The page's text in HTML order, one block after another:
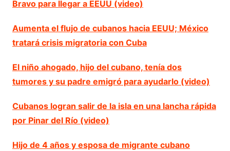
Bravo para llegar a EEUU (video)
Aumenta el flujo de cubanos hacia EEUU; México
tratará crisis migratoria con Cuba
El niño ahogado, hijo del cubano, tenía dos
tumores y su padre emigró para ayudarlo (video)
Cubanos logran salir de la isla en una lancha rápida
por Pinar del Río (video)
Hijo de 4 años y esposa de migrante cubano